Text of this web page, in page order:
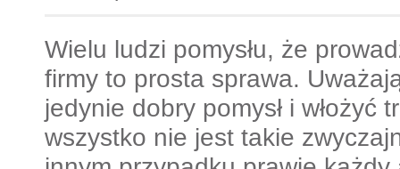
Wielu ludzi pomysłu, że
firmy to prosta sprawa.
jedynie dobry pomysł i włożyć
wszystko nie jest takie